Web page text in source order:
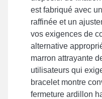
est fabriqué avec
raffinée et un
vos exigences de
alternative
marron attrayante
utilisateurs qui
bracelet montre
fermeture ardillon